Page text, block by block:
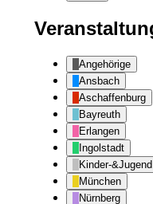
Angehörige
Ansbach
Aschaffenburg
Bayreuth
Erlangen
Ingolstadt
Kinder-&Jugend
München
Nürnberg